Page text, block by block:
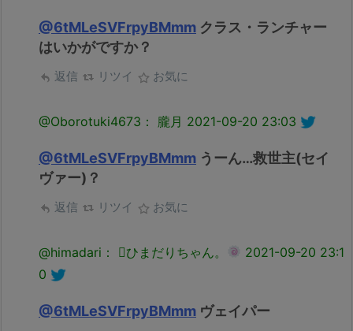
@6tMLeSVFrpyBMmm クラス・ランチャー
はいかがですか？
返信 リツイ お気に
@Oborotuki4673： 朧月 2021-09-20 23:03
@6tMLeSVFrpyBMmm うーん…救世主(セイ
ヴァー)？
返信 リツイ お気に
@himadari： ひまだりちゃん。
2021-09-20 23:1
0
@6tMLeSVFrpyBMmm ヴェイパー